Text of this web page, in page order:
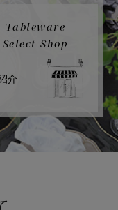
Tableware
Select Shop
介